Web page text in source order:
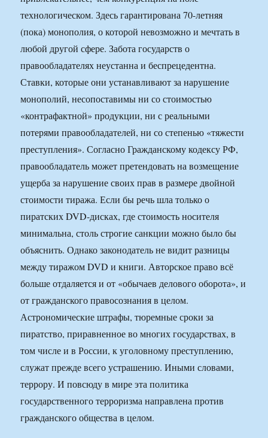
технологическом. Здесь гарантирована 70-летняя
(пока) монополия, о которой невозможно и мечтать в
любой другой сфере. Забота государств о
правообладателях неустанна и беспрецедентна.
Ставки, которые они устанавливают за нарушение
монополий, несопоставимы ни со стоимостью
«контрафактной» продукции, ни с реальными
потерями правообладателей, ни со степенью «тяжести
преступления». Согласно Гражданскому кодексу РФ,
правообладатель может претендовать на возмещение
ущерба за нарушение своих прав в размере двойной
стоимости тиража. Если бы речь шла только о
пиратских DVD-дисках, где стоимость носителя
минимальна, столь строгие санкции можно было бы
объяснить. Однако законодатель не видит разницы
между тиражом DVD и книги. Авторское право всё
больше отдаляется и от «обычаев делового оборота», и
от гражданского правосознания в целом.
Астрономические штрафы, тюремные сроки за
пиратство, приравненное во многих государствах, в
том числе и в России, к уголовному преступлению,
служат прежде всего устрашению. Иными словами,
террору. И повсюду в мире эта политика
государственного терроризма направлена против
гражданского общества в целом.